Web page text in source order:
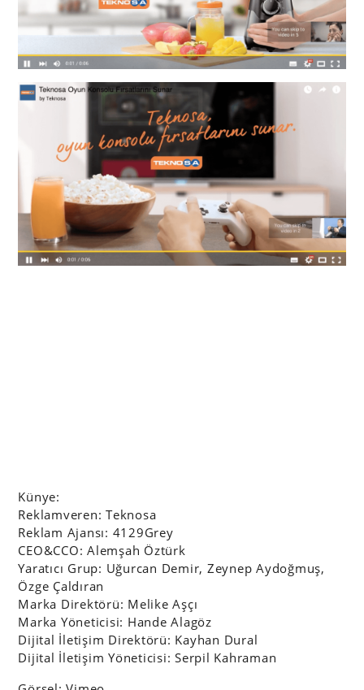
Künye:
Reklamveren: Teknosa
Reklam Ajansı: 4129Grey
CEO&CCO: Alemşah Öztürk
Yaratıcı Grup: Uğurcan Demir, Zeynep Aydoğmuş,
Özge Çaldıran
Marka Direktörü: Melike Aşçı
Marka Yöneticisi: Hande Alagöz
Dijital İletişim Direktörü: Kayhan Dural
Dijital İletişim Yöneticisi: Serpil Kahraman